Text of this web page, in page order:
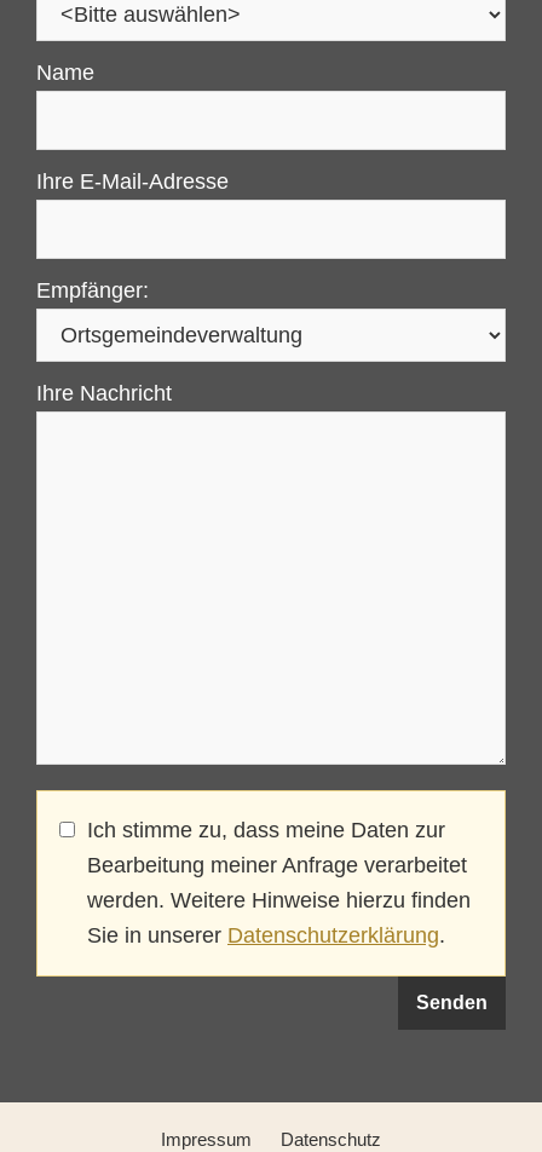
Name
Ihre E-Mail-Adresse
Empfänger:
Ihre Nachricht
Ich stimme zu, dass meine Daten zur
Bearbeitung meiner Anfrage verarbeitet
werden. Weitere Hinweise hierzu finden
Sie in unserer Datenschutzerklärung.
Impressum Datenschutz